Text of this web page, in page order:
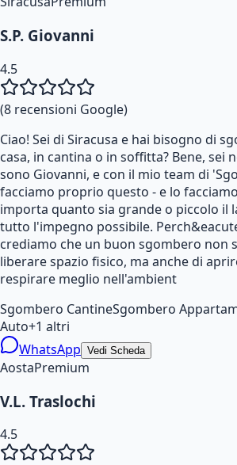
S.P. Giovanni
4.5
(8 recensioni Google)
Ciao! Sei di Siracusa e hai bisogno di
casa, in cantina o in soffitta? Bene, sei
sono Giovanni, e con il mio team di
facciamo proprio questo - e lo
importa quanto sia grande o piccolo il
tutto l'impegno possibile.
crediamo che un buon sgombero non
liberare spazio fisico, ma anche di
respirare meglio nell'ambient
Sgombero CantineSgombero
Auto+1 altri
WhatsApp Vedi Scheda
AostaPremium
V.L. Traslochi
4.5